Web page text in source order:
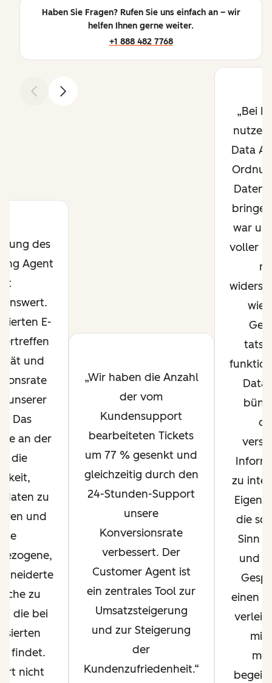
Haben Sie Fragen? Rufen Sie uns einfach an – wir
helfen Ihnen gerne weiter.
+1 888 482 7768
ZurückWeiter
des
Agent
ist
E-
und
unserer
Das
an der
die
zu
und
zu
die bei
findet.
nicht
Wir haben die Anzahl
der vom
Kundensupport
bearbeiteten Tickets
um 77 % gesenkt und
gleichzeitig durch den
24-Stunden-Support
unsere
Konversionsrate
verbessert. Der
Customer Agent ist
ein zentrales Tool zur
Umsatzsteigerung
und zur Steigerung
der
Kundenzufriedenheit.
Bei
Data
war
voller
wie
Data
zu
die
Sinn
und
einen